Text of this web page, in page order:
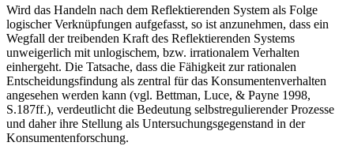
Wird das Handeln nach dem Reflektierenden System als Folge
logischer Verknüpfungen aufgefasst, so ist anzunehmen, dass ein
Wegfall der treibenden Kraft des Reflektierenden Systems
unweigerlich mit unlogischem, bzw. irrationalem Verhalten
einhergeht. Die Tatsache, dass die Fähigkeit zur rationalen
Entscheidungsfindung als zentral für das Konsumentenverhalten
angesehen werden kann (vgl. Bettman, Luce, & Payne 1998,
S.187ff.), verdeutlicht die Bedeutung selbstregulierender Prozesse
und daher ihre Stellung als Untersuchungsgegenstand in der
Konsumentenforschung.